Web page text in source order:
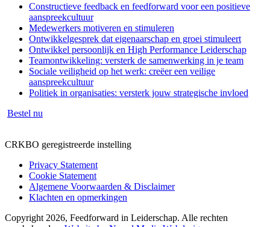
Constructieve feedback en feedforward voor een positieve
aanspreekcultuur
Medewerkers motiveren en stimuleren
Ontwikkelgesprek dat eigenaarschap en groei stimuleert
Ontwikkel persoonlijk en High Performance Leiderschap
Teamontwikkeling: versterk de samenwerking in je team
Sociale veiligheid op het werk: creëer een veilige
aanspreekcultuur
Politiek in organisaties: versterk jouw strategische invloed
Bestel nu
CRKBO geregistreerde instelling
Privacy Statement
Cookie Statement
Algemene Voorwaarden & Disclaimer
Klachten en opmerkingen
Copyright 2026, Feedforward in Leiderschap. Alle rechten